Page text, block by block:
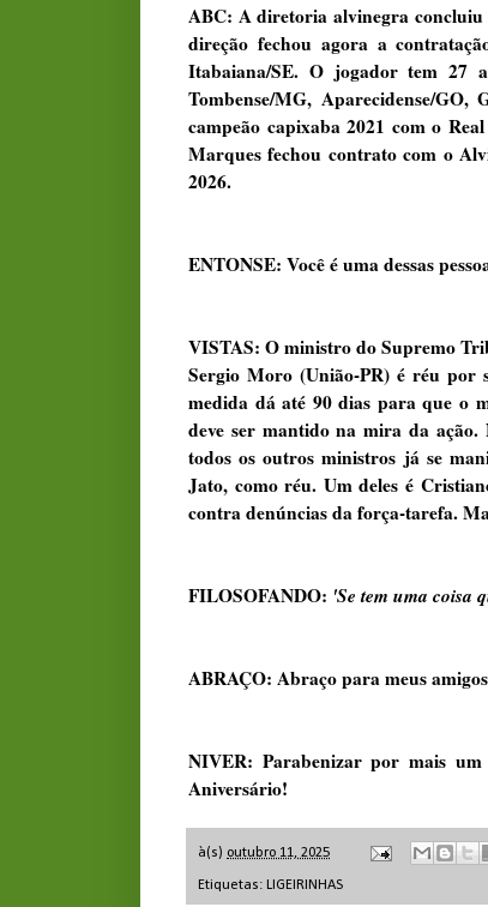
ABC: A diretoria alvinegra
direção fechou agora a
Itabaiana/SE. O jogador tem 27
Tombense/MG, Aparecidense/
campeão capixaba 2021 com o
Marques fechou contrato com o
2026.
ENTONSE: Você é uma dessas
VISTAS: O ministro do Supremo
Sergio Moro (União-PR) é réu por
medida dá até 90 dias para que o
deve ser mantido na mira da ação.
todos os outros ministros já se
Jato, como réu. Um deles é
contra denúncias da força-tarefa.
FILOSOFANDO: 'Se tem uma coisa
ABRAÇO: Abraço para meus
NIVER: Parabenizar por mais
Aniversário!
à(s) outubro 11, 2025
Etiquetas: LIGEIRINHAS